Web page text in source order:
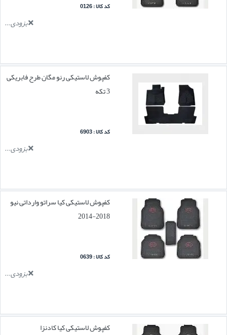
کد کالا : 0126
بزودی...
کفپوش لاستیکی رنو مگان طرح فابریکی
3 تکه
کد کالا : 6903
بزودی...
کفپوش لاستیکی کیا سراتو وارداتی نیو
2018-2014
کد کالا : 0639
بزودی...
کفپوش لاستیکی کیا کادنزا